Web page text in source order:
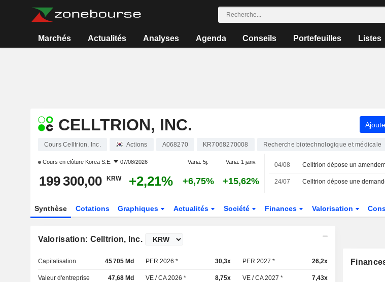
Marchés Actualités Analyses Agenda Conseils Portefeuilles Listes
CELLTRION, INC.
Cours Celltrion, Inc. Actions A068270 KR7068270008 Recherche biotechnologique et médicale
Cours en clôture Korea S.E. 07/08/2026 Varia. 5j. Varia. 1 janv.
199 300,00 KRW +2,21% +6,75% +15,62%
04/08
24/07
Synthèse Cotations Graphiques Actualités Société Finances Valorisation
Valorisation: Celltrion, Inc.
Capitalisation 45 705 Md PER 2026 * 30,3x PER 2027 * 26,2x
Valeur d'entreprise 47,68 Md VE / CA 2026 * 8,75x VE / CA 2027 * 7,43x